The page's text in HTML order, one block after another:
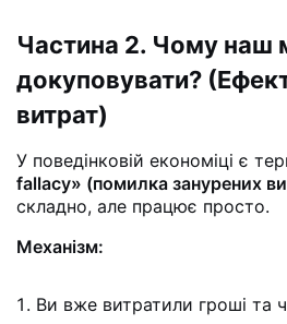
Частина 2. Чому наш
докуповувати?
витрат)
У поведінковій економіці є
fallacy» (помилка занурених
складно, але працює просто.
Механізм:
Ви вже витратили гроші та